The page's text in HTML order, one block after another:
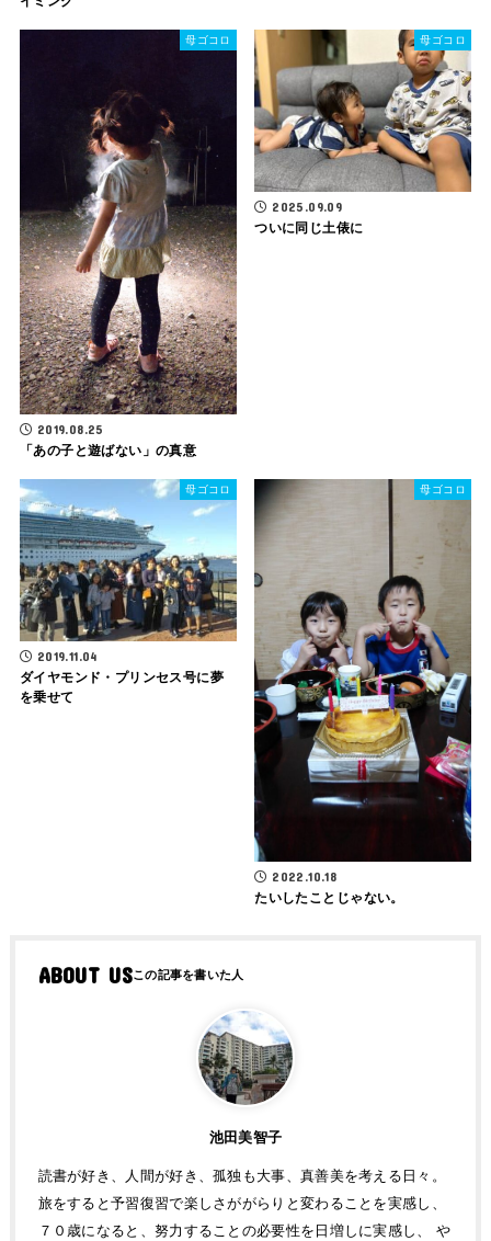
母ゴコロ
2019.08.25
「あの子と遊ばない」の真意
母ゴコロ
2025.09.09
ついに同じ土俵に
母ゴコロ
2019.11.04
ダイヤモンド・プリンセス号に夢
を乗せて
母ゴコロ
2022.10.18
たいしたことじゃない。
ABOUT US
池田美智子
読書が好き、人間が好き、孤独も大事、真善美を考える日々。
旅をすると予習復習で楽しさががらりと変わることを実感し、
７０歳になると、努力することの必要性を日増しに実感し、 や